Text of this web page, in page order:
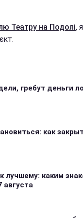
Театру на Подолі,
гребут деньги
как
лучшему: каким
августа